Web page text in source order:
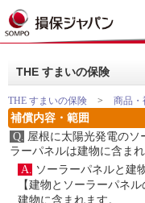
THE すまいの保険
THE すまいの保険 > 商品・
補償内容・範囲
Q. 屋根に太陽光発電のソ
ラーパネルは建物に含ま
A. ソーラーパネルと建
【建物とソーラーパネ
建物に含まれます。